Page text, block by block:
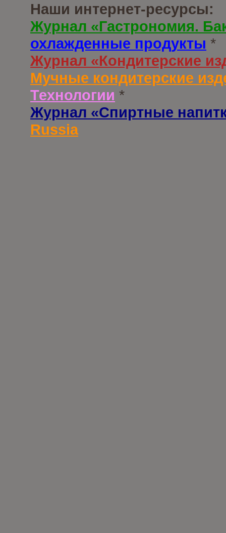
Наши интернет-ресурсы:
Журнал «Гастрономия.
охлажденные продукты *
Журнал «Кондитерские
Мучные кондитерские
Технологии *
Журнал «Спиртные
Russia